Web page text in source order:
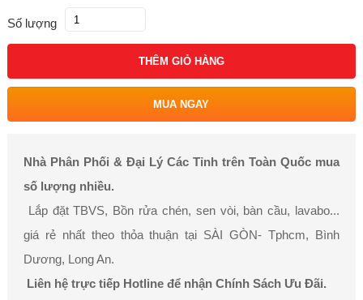
Số lượng
THÊM GIỎ HÀNG
MUA NGAY
Nhà Phân Phối & Đại Lý Các Tỉnh trên Toàn Quốc mua
số lượng nhiều.
Lắp đặt TBVS, Bồn rửa chén, sen vòi, bàn cầu, lavabo...
giá rẻ nhất theo thỏa thuận tại SÀI GÒN- Tphcm, Bình
Dương, Long An.
Liên hệ trực tiếp Hotline để nhận Chính Sách Ưu Đãi.